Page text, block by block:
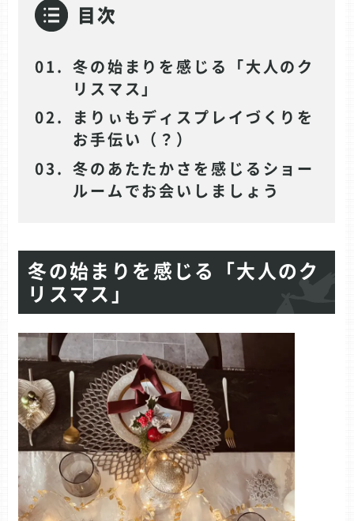
目次
冬の始まりを感じる「大人のク
リスマス」
まりぃもディスプレイづくりを
お手伝い（？）
冬のあたたかさを感じるショー
ルームでお会いしましょう
冬の始まりを感じる「大人のク
リスマス」